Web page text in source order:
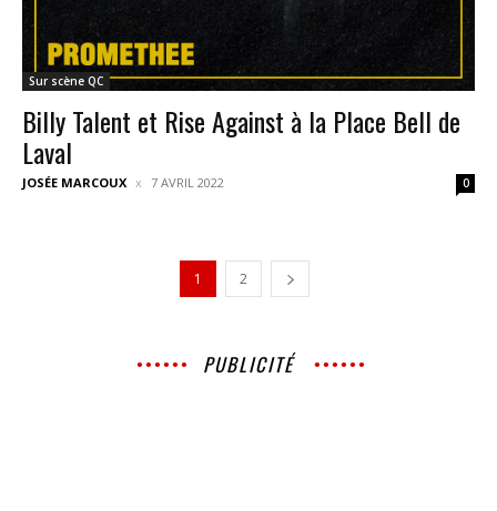
Sur scène QC
Billy Talent et Rise Against à la Place Bell de
Laval
JOSÉE MARCOUX 7 AVRIL 2022 0
1 2
PUBLICITÉ